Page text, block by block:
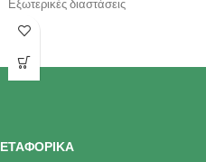
Εξωτερικές διαστάσεις
650x650x1950(h)mm Εσωτερικές
διαστάσεις 588x555x1208(h)mm
Χωρητικότητα